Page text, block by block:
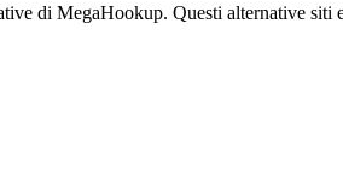
di MegaHookup. Questi alternative